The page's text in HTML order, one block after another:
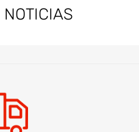
NOTICIAS